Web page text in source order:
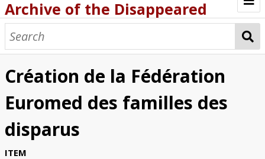
Archive of the Disappeared
Browse Items
Browse Collections
About
Archive methodology
Collection Tree
Création de la Fédération
Euromed des familles des
disparus
ITEM